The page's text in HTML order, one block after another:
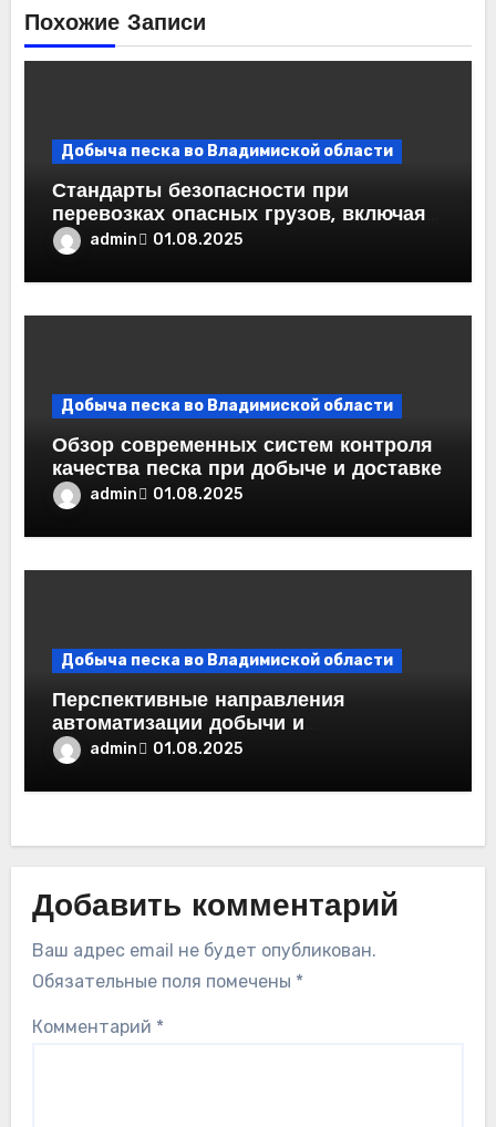
Похожие Записи
Добыча песка во Владимиской области
Стандарты безопасности при
перевозках опасных грузов, включая
специфичный песок
admin 01.08.2025
Добыча песка во Владимиской области
Обзор современных систем контроля
качества песка при добыче и доставке
admin 01.08.2025
Добыча песка во Владимиской области
Перспективные направления
автоматизации добычи и
транспортировки песка
admin 01.08.2025
Добавить комментарий
Ваш адрес email не будет опубликован.
Обязательные поля помечены *
Комментарий *